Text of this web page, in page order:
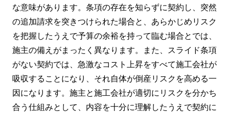
な意味があります。条項の存在を知らずに契約し、突然
の追加請求を突きつけられた場合と、あらかじめリスク
を把握したうえで予算の余裕を持って臨む場合とでは、
施主の備えがまったく異なります。また、スライド条項
がない契約では、急激なコスト上昇をすべて施工会社が
吸収することになり、それ自体が倒産リスクを高める一
因になります。施主と施工会社が適切にリスクを分かち
合う仕組みとして、内容を十分に理解したうえで契約に